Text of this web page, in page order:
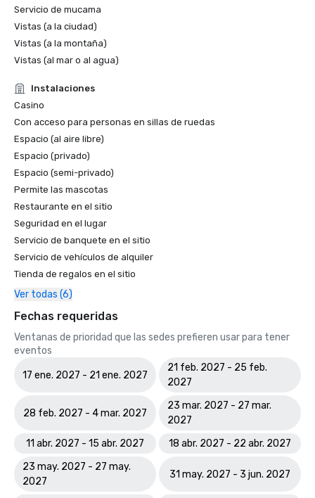
Servicio de mucama
Vistas (a la ciudad)
Vistas (a la montaña)
Vistas (al mar o al agua)
Instalaciones
Casino
Con acceso para personas en sillas de ruedas
Espacio (al aire libre)
Espacio (privado)
Espacio (semi-privado)
Permite las mascotas
Restaurante en el sitio
Seguridad en el lugar
Servicio de banquete en el sitio
Servicio de vehículos de alquiler
Tienda de regalos en el sitio
Ver todas (6)
Fechas requeridas
Ventanas de prioridad que las sedes prefieren usar para tener
eventos
17 ene. 2027 - 21 ene. 2027
21 feb. 2027 - 25 feb.
2027
28 feb. 2027 - 4 mar. 2027
23 mar. 2027 - 27 mar.
2027
11 abr. 2027 - 15 abr. 2027
18 abr. 2027 - 22 abr. 2027
23 may. 2027 - 27 may.
2027
31 may. 2027 - 3 jun. 2027